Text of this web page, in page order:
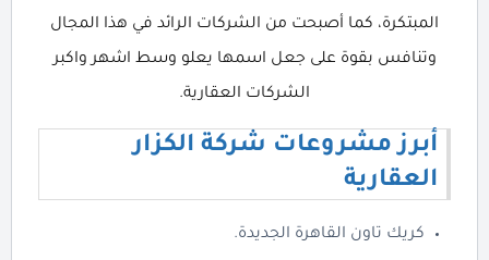
المبتكرة، كما أصبحت من الشركات الرائد في هذا المجال
وتنافس بقوة على جعل اسمها يعلو وسط اشهر واكبر
الشركات العقارية.
أبرز مشروعات شركة الكزار
العقارية
كريك تاون القاهرة الجديدة.